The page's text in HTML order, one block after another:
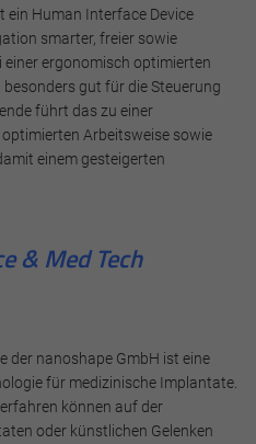
Human Interface Device
smarter, freier sowie
ergonomisch optimierten
gut für die Steuerung
führt das zu einer
Arbeitsweise sowie
einem gesteigerten
& Med Tech
der nanoshape GmbH ist eine
für medizinische Implantate.
können auf der
oder künstlichen Gelenken